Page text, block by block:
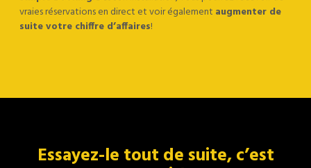
Contact
vraies réservations en direct et voir également augmenter de
suite votre chiffre d’affaires!
Essayez-le tout de suite, c’est